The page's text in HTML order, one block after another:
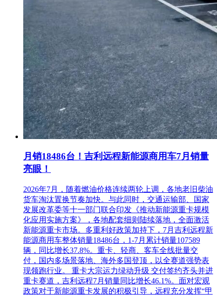
③企业资质证明;
④符合要求的业绩证明材料。
特别说明：因系统设置原因，只能以pdf格式上传资料，且只
能上传一个文件并包含以上1)-4)的所有内容。
4.2完成线上报名单位可于2024年1月17日-1月24日，每天9:00-
11:00,13:30-16:30电话联系招标代理公司进行远程购标，招标
文件每套售价1000元，售后不退，可通过二维码或转账方式支
接受文本费的账户信息：
户 名：上海机电设备招标有限公司
开 户 行：建行上海市分行营业部
账 号：31001550400055646341
行 号：105290036005。
5.投标保证金的递交
本项目投标保证金人民币 贰 万元，采用投标保证金承诺函方
式递交。投标保证金承诺函装订在投标文件中。具体要求详见
招标文件。
6.投标文件的递交
月销18486台！吉利远程新能源商用车7月销量
亮眼！
2026年7月，随着燃油价格连续两轮上调，各地老旧柴油
货车淘汰置换节奏加快。与此同时，交通运输部、国家
发展改革委等十一部门联合印发《推动新能源重卡规模
化应用实施方案》，各地配套细则陆续落地，全面激活
新能源重卡市场。多重利好政策加持下，7月吉利远程新
能源商用车整体销量18486台，1-7月累计销量107589
辆，同比增长37.8%。重卡、轻商、客车全线批量交
付，国内多场景落地、海外多国登顶，以全赛道强势表
现领跑行业。 重卡大宗运力绿动升级 交付签约齐头并进
重卡赛道，吉利远程7月销量同比增长46.1%。面对宏观
政策对于新能源重卡发展的积极引导，远程充分发挥“甲